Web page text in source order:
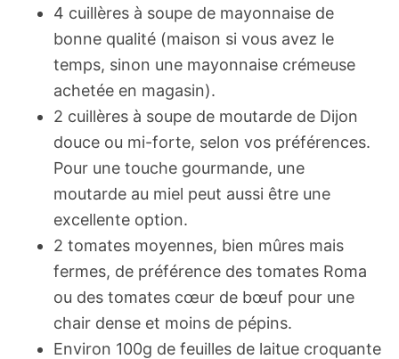
4 cuillères à soupe de mayonnaise de
bonne qualité (maison si vous avez le
temps, sinon une mayonnaise crémeuse
achetée en magasin).
2 cuillères à soupe de moutarde de Dijon
douce ou mi-forte, selon vos préférences.
Pour une touche gourmande, une
moutarde au miel peut aussi être une
excellente option.
2 tomates moyennes, bien mûres mais
fermes, de préférence des tomates Roma
ou des tomates cœur de bœuf pour une
chair dense et moins de pépins.
Environ 100g de feuilles de laitue croquante